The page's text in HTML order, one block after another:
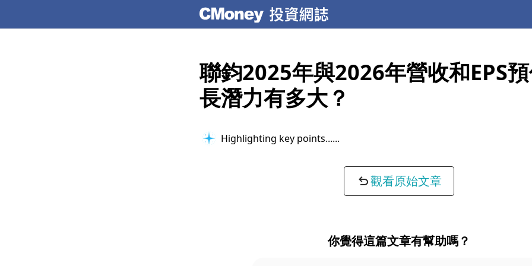
聯鈞2025年與2026年營收和EPS
長潛力有多大？
Highlighting key points...
觀看原始文章
你覺得這篇文章有幫助嗎？